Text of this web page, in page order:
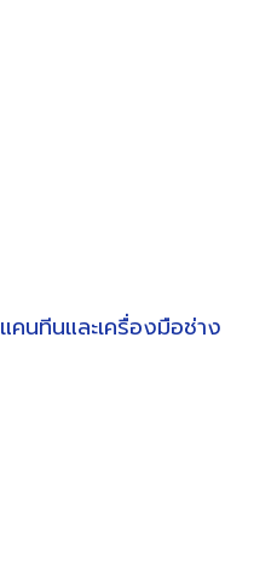
แคนทีนและเครื่องมือช่าง